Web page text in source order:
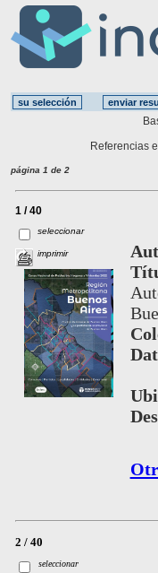
Referencias
página 1 de 2
1 / 40
seleccionar
imprimir
2 / 40
seleccionar